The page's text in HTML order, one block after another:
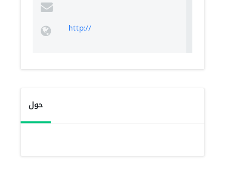
http://
حول